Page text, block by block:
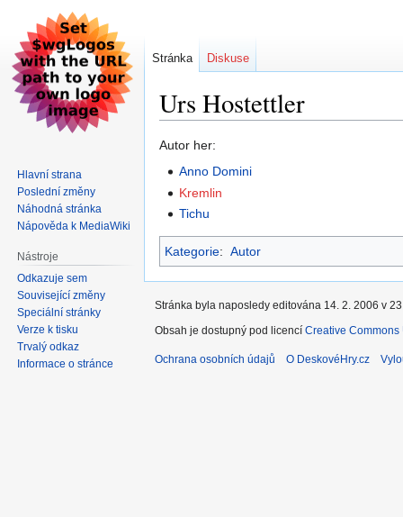
Urs Hostettler
Skočit
Skočit
Autor her:
Anno Domini
Kremlin
Tichu
Kategorie: Autor
Stránka Diskuse
Hlavní strana
Poslední změny
Náhodná stránka
Nápověda k MediaWiki
Nástroje
Odkazuje sem
Související změny
Speciální stránky
Verze k tisku
Trvalý odkaz
Informace o stránce
Stránka byla naposledy editována 14. 2. 2006 v
Obsah je dostupný pod licencí Creative
Ochrana osobních údajů O DeskovéHry.cz